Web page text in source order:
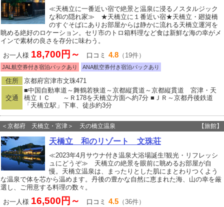
≪天橋立に一番近い宿で絶景と温泉に浸るノスタルジック
な和の隠れ家≫ ★天橋立に１番近い宿★天橋立・廻旋橋
のすぐそばにありお部屋からは静かに流れる天橋立運河を
眺める絶好のロケーション。セリ市のトロ箱料理など食は新鮮な海の幸がメ
インで素材の良さを存分に味わう。
お一人様 18,700円～ 口コミ 4.8 （19件）
JAL航空券付き宿泊パックあり ANA航空券付き宿泊パックあり
住所 京都府宮津市文珠471
交通
■中国自動車道～舞鶴若狭道～京都縦貫道～京都縦貫道 宮津・天
橋立ＩＣ ～Ｒ178を天橋立方面へ約7分 ■ＪＲ～京都丹後鉄道
「天橋立駅」下車、徒歩約3分
＜京都府 天橋立・宮津＞ 天の橋立温泉 【旅館】
天橋立 和のリゾート 文珠荘
≪2023年4月サウナ付き温泉大浴場誕生!観光・リフレッシ
ュにどうぞ≫ 天橋立の絶景を眼前に眺めるお部屋が自
慢。天橋立温泉は、まったりとした肌にまとわりつくよう
な温泉で体を芯から温めます。丹後の豊かな自然に恵まれた海、山の幸を厳
選し、ご用意する料理の数々。
お一人様 16,500円～ 口コミ 4.5 （36件）